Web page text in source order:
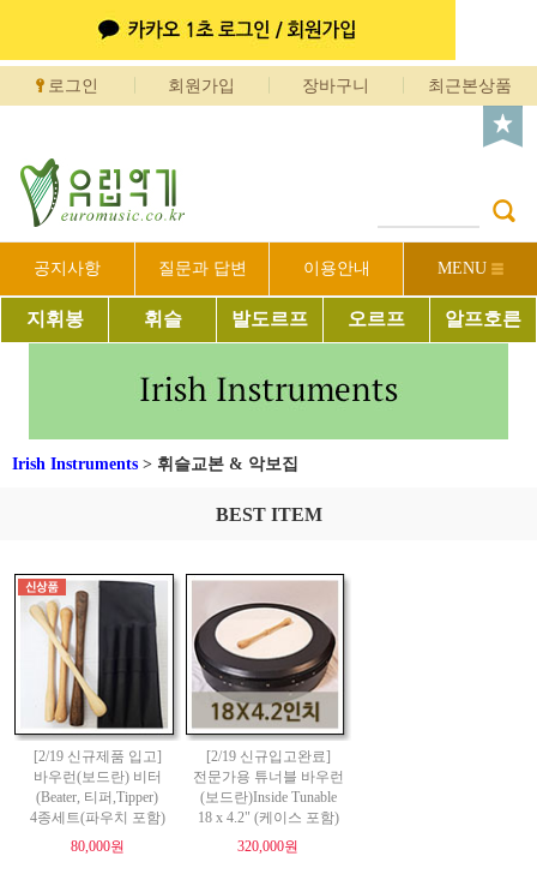
로그인 회원가입 장바구니 최근본상품
공지사항 질문과 답변 이용안내 MENU
지휘봉 휘슬 발도르프 오르프 알프호른
Irish Instruments > 휘슬교본 & 악보집
BEST ITEM
[2/19 신규제품 입고]
바우런(보드란) 비터
(Beater, 티퍼,Tipper)
4종세트(파우치 포함)
80,000원
[2/19 신규입고완료]
전문가용 튜너블 바우런
(보드란)Inside Tunable
18 x 4.2" (케이스 포함)
320,000원